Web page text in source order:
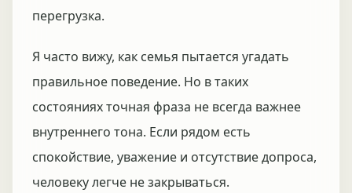
перегрузка.
Я часто вижу, как семья пытается угадать
правильное поведение. Но в таких
состояниях точная фраза не всегда важнее
внутреннего тона. Если рядом есть
спокойствие, уважение и отсутствие допроса,
человеку легче не закрываться.